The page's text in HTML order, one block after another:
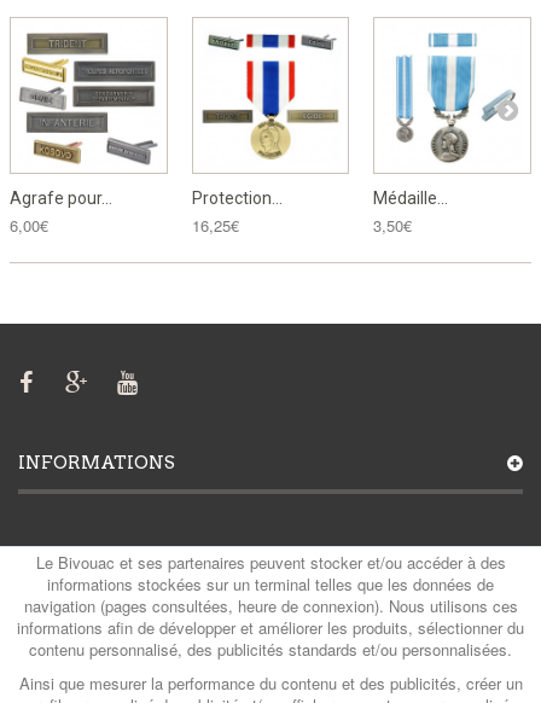
Agrafe pour...
6,00€
Protection...
16,25€
Médaille...
3,50€
INFORMATIONS
MON COMPTE
CATÉGORIES
Le Bivouac et ses partenaires peuvent stocker et/ou accéder à des
informations stockées sur un terminal telles que les données de
navigation (pages consultées, heure de connexion). Nous utilisons ces
informations afin de développer et améliorer les produits, sélectionner du
contenu personnalisé, des publicités standards et/ou personnalisées.
Ainsi que mesurer la performance du contenu et des publicités, créer un